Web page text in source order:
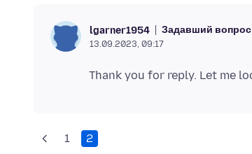
lgarner1954 Задавший вопрос
13.09.2023, 09:17
1 2